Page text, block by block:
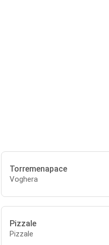
Torremenapace
Voghera
Pizzale
Pizzale